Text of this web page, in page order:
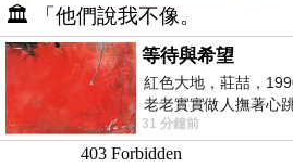
🏛️ 「他們說我不像。
等待與希望
紅色大地，莊喆，
老老實實做人撫著心
向裂隙的亮處探索另
31 分鐘前